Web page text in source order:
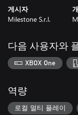
게시자
Milestone S.r.l.
다음 사용자와
XBOX One
역량
로컬 멀티 플레이